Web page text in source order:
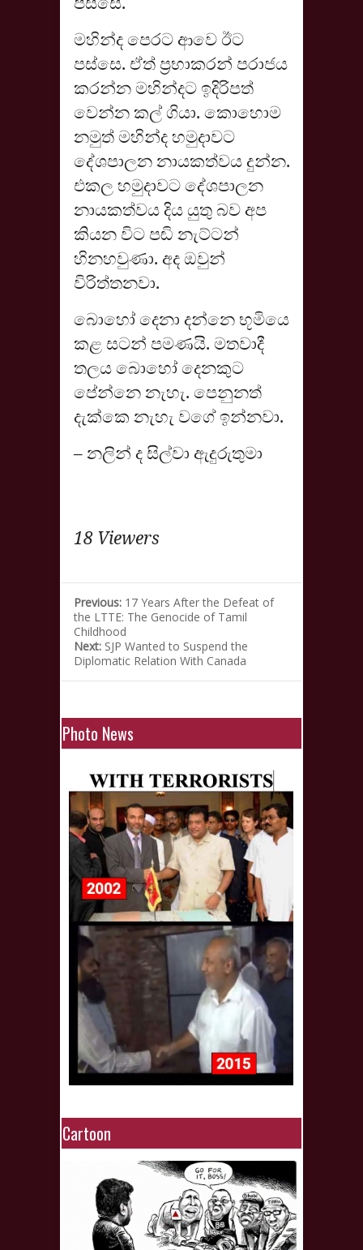
මහින්ද පෙරට ආවෙ ඊට
පස්සෙ. ඒත් ප්‍රභාකරන් පරාජය
කරන්න මහින්දට ඉදිරිපත්
වෙන්න කල් ගියා. කොහොම
නමුත් මහින්ද හමුදාවට
දේශපාලන නායකත්වය දුන්න.
එකල හමුදාවට දේශපාලන
නායකත්වය දිය යුතු බව අප
කියන විට පඬි නැට්ටන්
හිනහවුණා. අද ඔවුන්
විරිත්තනවා.
බොහෝ දෙනා දන්නෙ භූමියෙ
කළ සටන් පමණයි. මතවාදී
තලය බොහෝ දෙනකුට
පේන්නෙ නැහැ. පෙනුනත්
දැක්කෙ නැහැ වගේ ඉන්නවා.
– නලින් ද සිල්වා ඇදුරුතුමා
18 Viewers
Previous: 17 Years After the Defeat of
the LTTE: The Genocide of Tamil
Childhood
Next: SJP Wanted to Suspend the
Diplomatic Relation With Canada
Photo News
Cartoon